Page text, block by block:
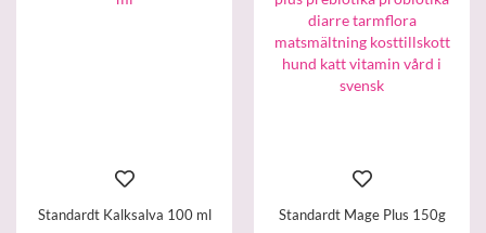
Standardt Kalksalva 100 ml Standardt Mage Plus 150g